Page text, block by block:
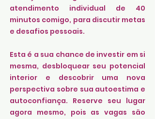
atendimento individual de 40
minutos comigo, para discutir metas
e desafios pessoais.
Esta é a sua chance de investir em si
mesma, desbloquear seu potencial
interior e descobrir uma nova
perspectiva sobre sua autoestima e
autoconfiança. Reserve seu lugar
agora mesmo, pois as vagas são